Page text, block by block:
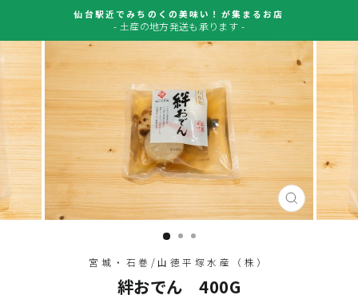
テ
ン
ツ
ス
キ
ッ
る
ス
ド
シ
ョ
ー
を
止
め
る
仙台駅近でみちのくの美味い！が集まるお店
- 土産の地方発送も承ります -
閉
じ
宮城・石巻/山徳平塚水産（株）
絆おでん 400G